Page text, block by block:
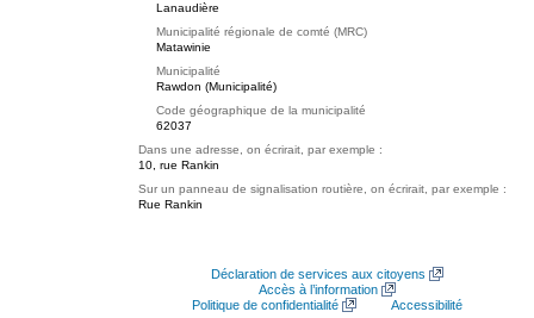
Lanaudière
Municipalité régionale de comté (MRC)
Matawinie
Municipalité
Rawdon (Municipalité)
Code géographique de la municipalité
62037
Dans une adresse, on écrirait, par exemple :
10, rue Rankin
Sur un panneau de signalisation routière, on écrirait, par exemple :
Rue Rankin
Déclaration de services aux citoyens
Accès à l’information
Politique de confidentialité
Accessibilité